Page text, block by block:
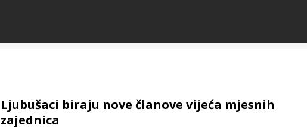
Ljubušaci biraju nove članove vijeća mjesnih
zajednica